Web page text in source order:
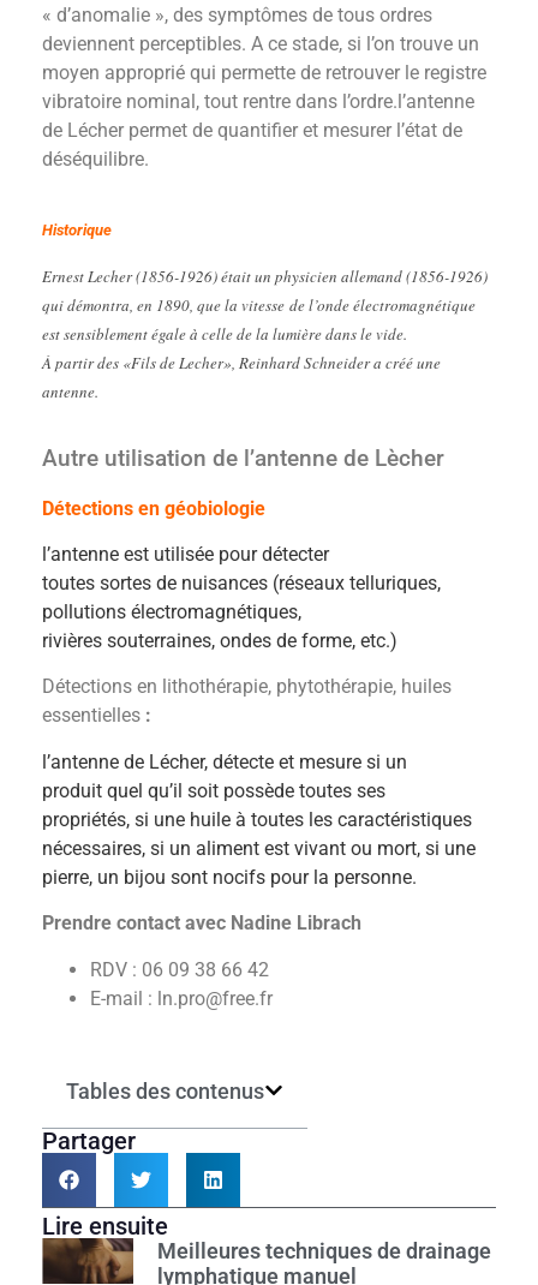
Tables des contenus
Partager
Lire ensuite
Meilleures techniques de drainage
lymphatique manuel
« d’anomalie », des symptômes de tous ordres
deviennent perceptibles. A ce stade, si l’on trouve un
moyen approprié qui permette de retrouver le registre
vibratoire nominal, tout rentre dans l’ordre.l’antenne
de Lécher permet de quantifier et mesurer l’état de
déséquilibre.
Historique
Ernest Lecher (1856-1926) était un physicien allemand (1856-1926)
qui démontra, en 1890, que la vitesse de l’onde électromagnétique
est sensiblement égale à celle de la lumière dans le vide.
À partir des «Fils de Lecher», Reinhard Schneider a créé une
antenne.
Autre utilisation de l’antenne de Lècher
Détections en géobiologie
l’antenne est utilisée pour détecter
toutes sortes de nuisances (réseaux telluriques,
pollutions électromagnétiques,
rivières souterraines, ondes de forme, etc.)
Détections en lithothérapie, phytothérapie, huiles
essentielles :
l’antenne de Lécher, détecte et mesure si un
produit quel qu’il soit possède toutes ses
propriétés, si une huile à toutes les caractéristiques
nécessaires, si un aliment est vivant ou mort, si une
pierre, un bijou sont nocifs pour la personne.
Prendre contact avec Nadine Librach
RDV : 06 09 38 66 42
E-mail : ln.pro@free.fr